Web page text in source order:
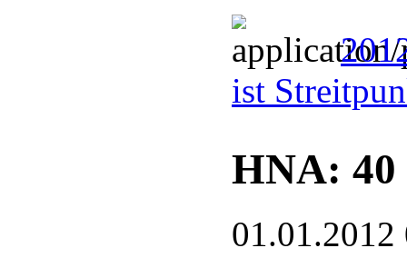
ist
HNA: 40
01.01.2012